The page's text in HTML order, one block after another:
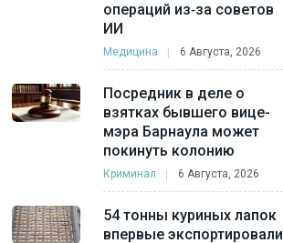
операций из‑за советов
ИИ
Медицина 6 Августа, 2026
Посредник в деле о
взятках бывшего вице-
мэра Барнаула может
покинуть колонию
Криминал 6 Августа, 2026
54 тонны куриных лапок
впервые экспортировали